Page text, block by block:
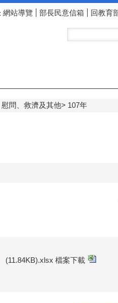
網站導覽 部長民意信箱 回教育
問、救濟及其他 107年
(11.84KB).xlsx 檔案下載